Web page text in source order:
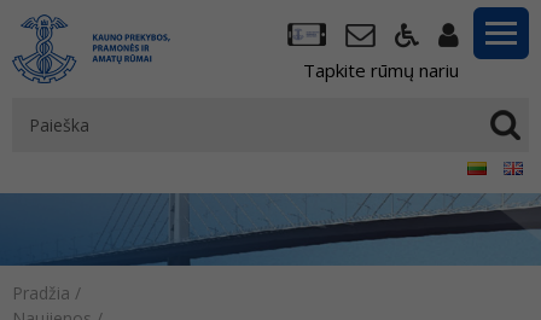
Tapkite rūmų nariu
Pradžia /